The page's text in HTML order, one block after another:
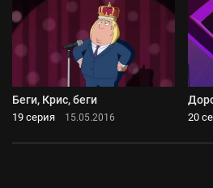
Беги, Крис, беги
19 серия 15.05.2016 20